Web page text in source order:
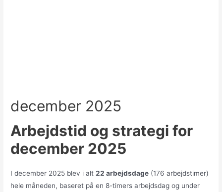
december 2025
Arbejdstid og strategi for
december 2025
I december 2025 blev i alt22 arbejdsdage (176 arbejdstimer)
hele måneden, baseret på en 8-timers arbejdsdag og under